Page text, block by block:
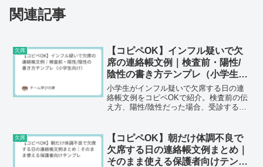
関連記事
欠席
【コピペOK】インフル疑いで欠
席の連絡帳文例｜検査前・陽性/
陰性の書き方テンプレ（小学生向
け）
小学生がインフル疑いで欠席する日の連
絡帳文例をコピペOKで紹介。検査前の伝
え方、陽性/陰性だった場合、受診する連
く伝わる書き方とNG例も解説します。
欠席
【コピペOK】朝だけ体調不良で
欠席する日の連絡帳文例まとめ｜
そのまま使える保護者向けテンプ